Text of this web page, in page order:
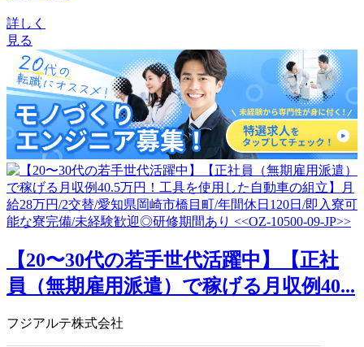
詳しく
見る
【20〜30代の若手世代活躍中】【正社
員（無期雇用派遣）で稼げる月収例40...
フジアルテ株式会社